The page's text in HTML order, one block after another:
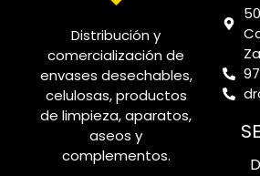
Distribución y
comercialización de
envases desechables,
celulosas, productos
de limpieza, aparatos,
aseos y
complementos.